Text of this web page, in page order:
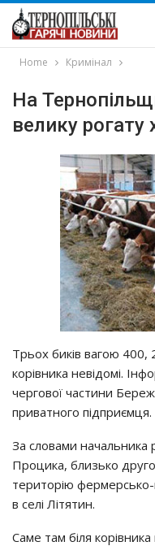
Home Кримінал
На
велику рогату
Трьох биків вагою 400,
корівника невідомі.
чергової частини
приватного підприємця.
За словами начальника
Процика, близько
територію
в селі Літятин.
Саме там біля